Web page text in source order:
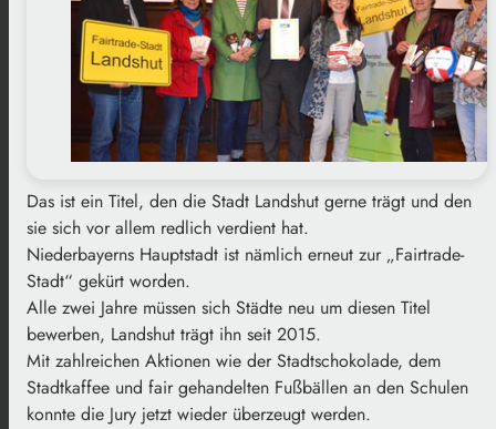
Das ist ein Titel, den die Stadt Landshut gerne trägt und den
sie sich vor allem redlich verdient hat.
Niederbayerns Hauptstadt ist nämlich erneut zur „Fairtrade-
Stadt“ gekürt worden.
Alle zwei Jahre müssen sich Städte neu um diesen Titel
bewerben, Landshut trägt ihn seit 2015.
Mit zahlreichen Aktionen wie der Stadtschokolade, dem
Stadtkaffee und fair gehandelten Fußbällen an den Schulen
konnte die Jury jetzt wieder überzeugt werden.